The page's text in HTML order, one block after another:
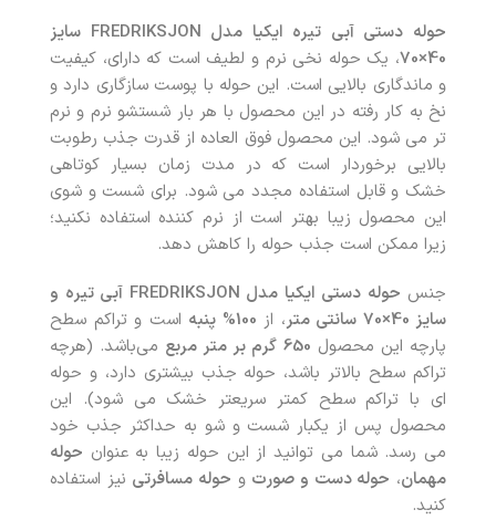
حوله دستی آبی تیره ایکیا مدل FREDRIKSJON سایز
40×70
، یک حوله نخی نرم و لطیف است که دارای، کیفیت
و ماندگاری بالایی است. این حوله با پوست سازگاری دارد و
نخ به کار رفته در این محصول با هر بار شستشو نرم و نرم
تر می شود. این محصول فوق العاده از قدرت جذب رطوبت
بالایی برخوردار است که در مدت زمان بسیار کوتاهی
خشک و قابل استفاده مجدد می شود. برای شست و شوی
این محصول زیبا بهتر است از نرم کننده استفاده نکنید؛
زیرا ممکن است جذب حوله را کاهش دهد.
جنس
حوله دستی ایکیا مدل FREDRIKSJON آبی تیره و
سایز 40×70 سانتی متر
، از 100% پنبه
است و تراکم سطح
پارچه این محصول 650 گرم بر متر مربع می‌باشد. (هرچه
تراکم سطح بالاتر باشد، حوله جذب بیشتری دارد، و حوله
ای با تراکم سطح کمتر سریعتر خشک می شود). این
محصول پس از یکبار شست و شو به حداکثر جذب خود
می رسد. شما می توانید از این حوله زیبا به عنوان حوله
مهمان، حوله دست و صورت و حوله مسافرتی نیز استفاده
کنید.